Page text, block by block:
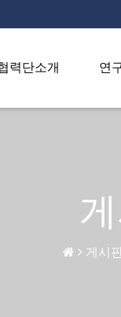
력단소개 연
게시